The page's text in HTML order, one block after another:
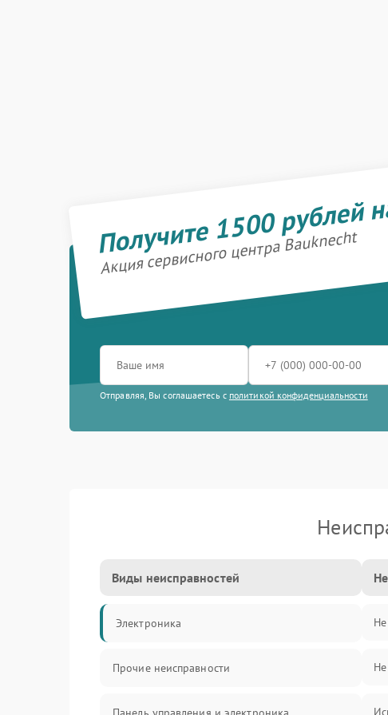
Получите 1500 рублей
Акция сервисного центра Bauknecht
Отправляя, Вы соглашаетесь с политикой конфиденциальности
Виды неисправностей
Электроника
Прочие неисправности